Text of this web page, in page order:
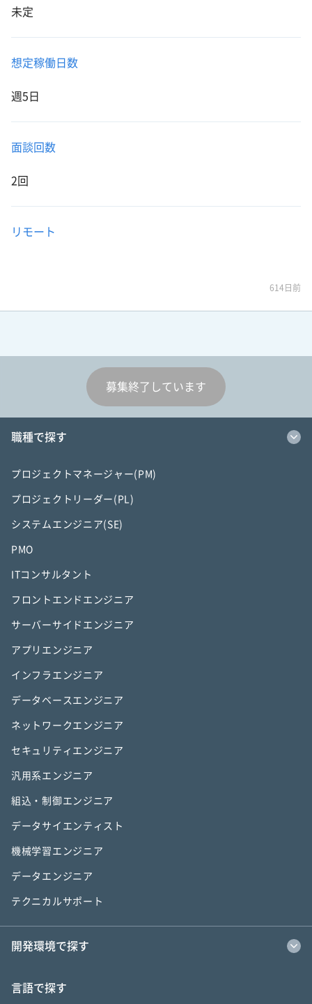
未定
想定稼働日数
週5日
面談回数
2回
リモート
614日前
募集終了しています
職種で探す
プロジェクトマネージャー(PM)
プロジェクトリーダー(PL)
システムエンジニア(SE)
PMO
ITコンサルタント
フロントエンドエンジニア
サーバーサイドエンジニア
アプリエンジニア
インフラエンジニア
データベースエンジニア
ネットワークエンジニア
セキュリティエンジニア
汎用系エンジニア
組込・制御エンジニア
データサイエンティスト
機械学習エンジニア
データエンジニア
テクニカルサポート
開発環境で探す
言語で探す